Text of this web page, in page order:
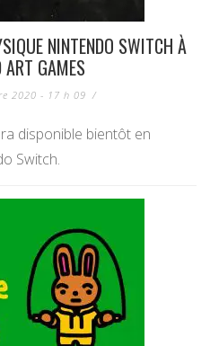
NINTENDO SWITCH À
ART GAMES
2020 - 17 h 09 /
disponible bientôt en
Switch.